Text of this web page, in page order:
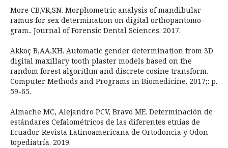
More CB,VR,SN. Morphometric analysis of mandibular
ramus for sex determination on digital orthopantomo-
gram.. Journal of Forensic Dental Sciences. 2017.
Akkoç B,AA,KH. Automatic gender determination from 3D
digital maxillary tooth plaster models based on the
random forest algorithm and discrete cosine transform.
Computer Methods and Programs in Biomedicine. 2017;: p.
59-65.
Almache MC, Alejandro PCV, Bravo ME. Determinación de
estándares Cefalométricos de las diferentes etnias de
Ecuador. Revista Latinoamericana de Ortodoncia y Odon-
topediatría. 2019.